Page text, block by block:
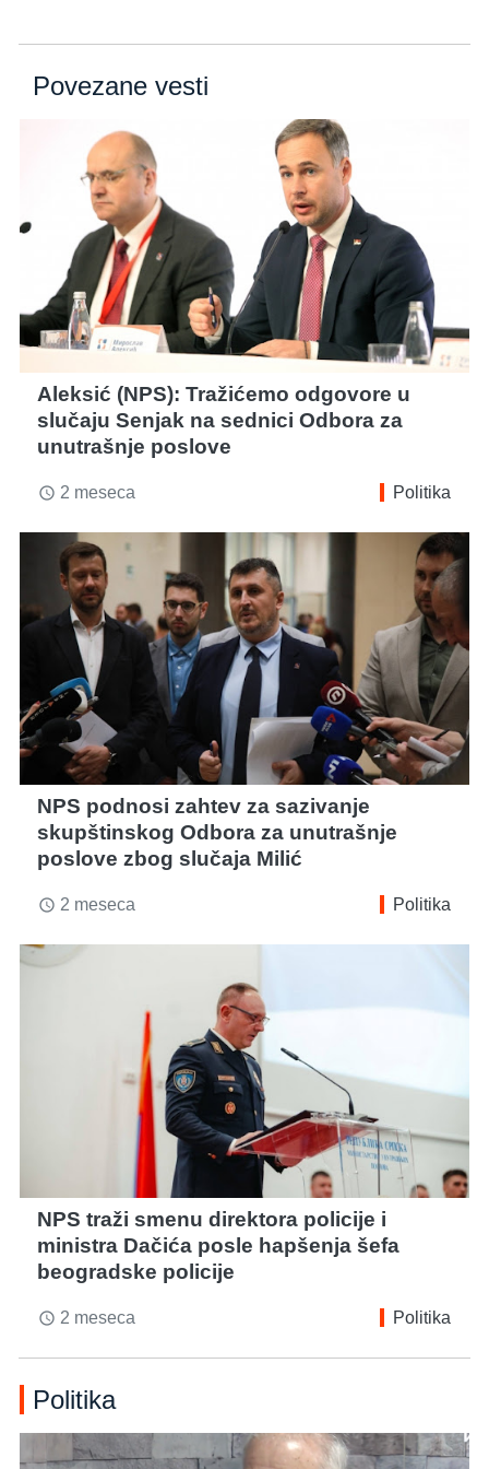
Povezane vesti
Aleksić (NPS): Tražićemo odgovore u
slučaju Senjak na sednici Odbora za
unutrašnje poslove
access_time 2 meseca Politika
NPS podnosi zahtev za sazivanje
skupštinskog Odbora za unutrašnje
poslove zbog slučaja Milić
access_time 2 meseca Politika
NPS traži smenu direktora policije i
ministra Dačića posle hapšenja šefa
beogradske policije
access_time 2 meseca Politika
Politika